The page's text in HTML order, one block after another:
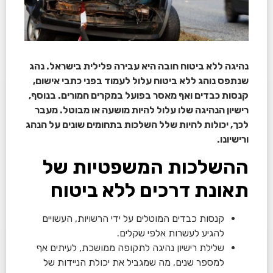
נהיגה ללא ביטוח חובה היא עבירה פלילית בישראל. נהג
שנתפס נוהג ללא ביטוח עלול לעמוד בפני כתבי אישום,
קנסות כבדים ואף מאסר בפועל במקרים חמורים. בנוסף,
רישיון הנהיגה שלו עלול להיות מושעה או מבוטל. מעבר
לכך, יכולות להיות שלל השלכות בתחומים שונים על הנהג
ורישיונו.
ההשלכות המשפטיות של
תאונת דרכים ללא ביטוח
קנסות כבדים המוטלים על ידי הרשויות, העשויים
להגיע לעשרות אלפי שקלים.
שלילת רישיון נהיגה לתקופה ממושכת, לעיתים אף
למספר שנים, מה שמגביל את יכולת הניידות של